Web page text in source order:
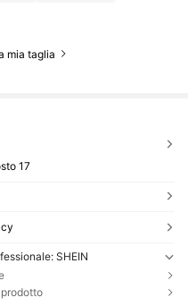
mia taglia
17
SHEIN